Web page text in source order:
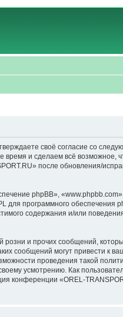
своё согласие со
и сделаем всё возможное,
после обновления/
phpBB»,
для программного обеспечения
содержания и/или
и прочих сообщений,
сообщений могут привести к
проведения такой
усмотрению. Как
конференции «OREL-